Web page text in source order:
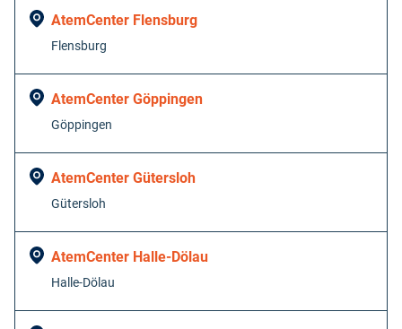
AtemCenter Flensburg
Flensburg
AtemCenter Göppingen
Göppingen
AtemCenter Gütersloh
Gütersloh
AtemCenter Halle-Dölau
Halle-Dölau